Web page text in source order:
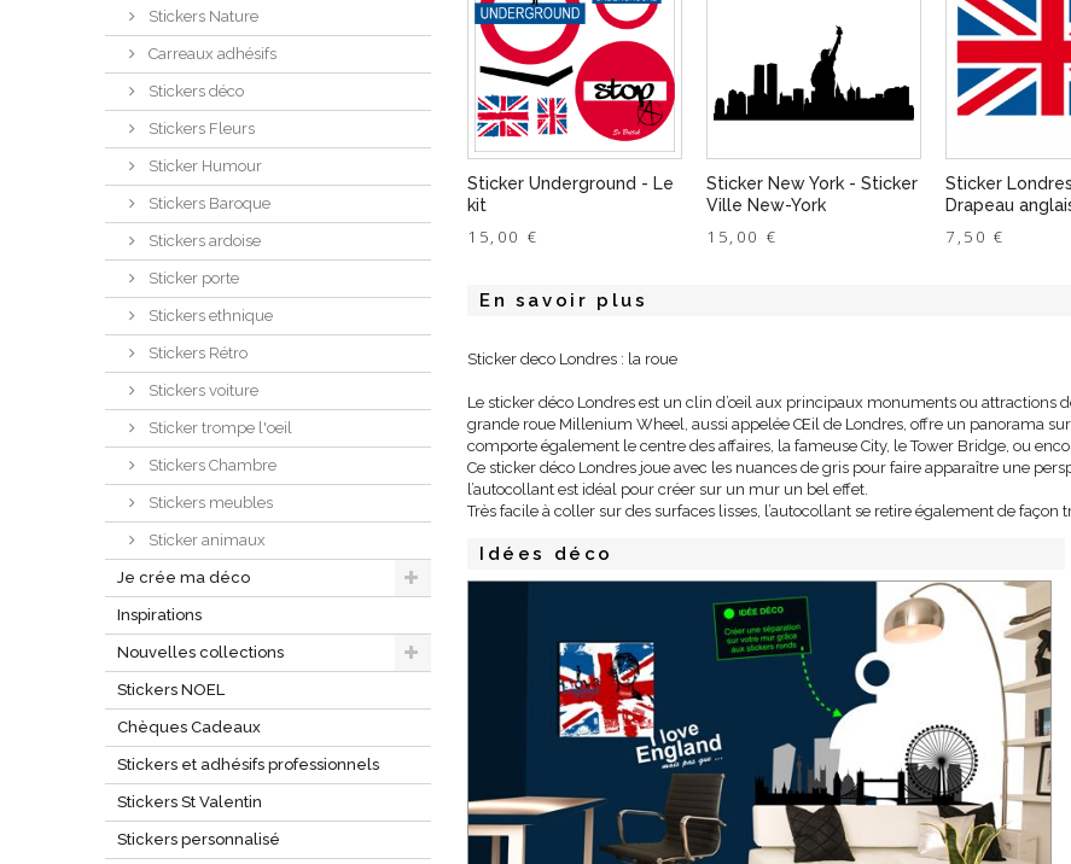
Stickers Nature
Carreaux adhésifs
Stickers déco
Stickers Fleurs
Sticker Humour
Stickers Baroque
Stickers ardoise
Sticker porte
Stickers ethnique
Stickers Rétro
Stickers voiture
Sticker trompe l'oeil
Stickers Chambre
Stickers meubles
Sticker animaux
Je crée ma déco
Inspirations
Nouvelles collections
Stickers NOEL
Chèques Cadeaux
Stickers et adhésifs professionnels
Stickers St Valentin
Stickers personnalisé
Sticker Underground - Le
kit
15,00 €
Sticker New York - Sticker
Ville New-York
15,00 €
Sticker
Drapeau
7,50 €
En savoir plus
Sticker deco Londres : la roue
Le sticker déco Londres est un clin d’œil aux principaux monuments ou
grande roue Millenium Wheel, aussi appelée Œil de Londres, offre un panorama
comporte également le centre des affaires, la fameuse City, le Tower Bridge, ou
Ce sticker déco Londres joue avec les nuances de gris pour faire apparaître une
l’autocollant est idéal pour créer sur un mur un bel effet.
Très facile à coller sur des surfaces lisses, l’autocollant se retire également de
Idées déco